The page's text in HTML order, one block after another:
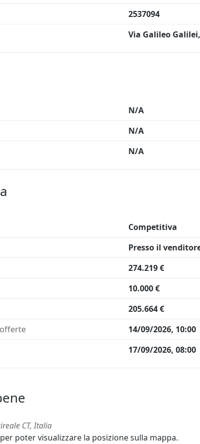
2537094
Via Galileo
N/A
N/A
N/A
Competitiva
Presso il
274.219 €
10.000 €
205.664 €
14/09/2026, 10:00
17/09/2026, 08:00
CT, Italia
per poter visualizzare la posizione sulla mappa.